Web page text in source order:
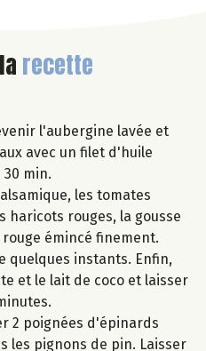
recette
l'aubergine lavée et
avec un filet d'huile
min.
les tomates
haricots rouges, la gousse
émincé finement.
quelques instants. Enfin,
et le lait de coco et laisser
2 poignées d'épinards
les pignons de pin. Laisser